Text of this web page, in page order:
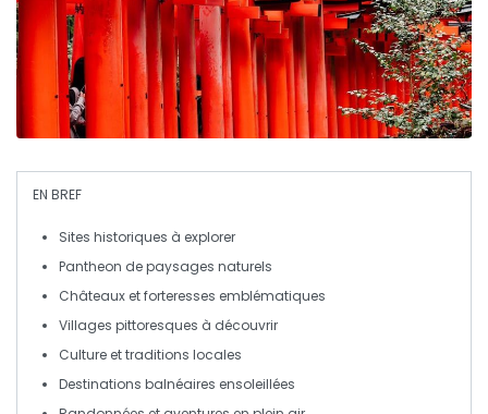
EN BREF
Sites historiques à explorer
Pantheon depaysages naturels
Châteaux et forteresses emblématiques
Villages pittoresques à découvrir
Culture et traditions locales
Destinations balnéaires ensoleillées